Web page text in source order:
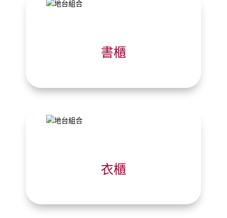
書櫃
衣櫃